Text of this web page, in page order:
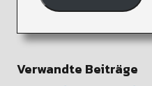
Verwandte Beiträge